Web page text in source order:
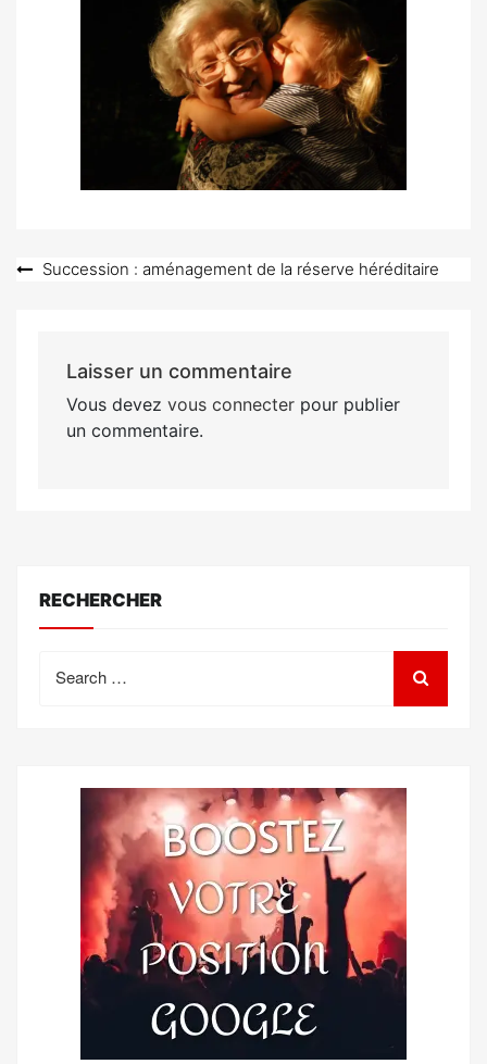
Navigation
Succession : aménagement de la réserve héréditaire
Laisser un commentaire
Vous devez vous connecterpour publier
un commentaire.
RECHERCHER
for: